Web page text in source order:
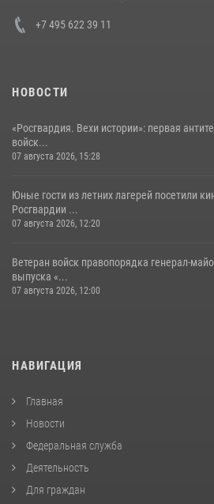
+7 495 622 39 11
НОВОСТИ
«Росгвардия. Вехи истории»: первая
войск...
07 августа 2026, 15:28
Юные гости из летних лагерей посетили
Росгвардии ...
07 августа 2026, 12:20
Ветеран войск правопорядка генерал-
выпуска «...
07 августа 2026, 12:00
НАВИГАЦИЯ
Главная
Новости
Федеральная служба
Деятельность
Для граждан